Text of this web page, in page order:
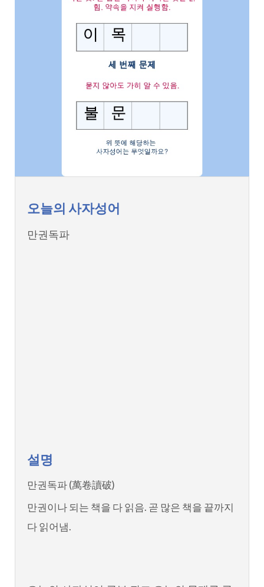
오늘의 사자성어
만권독파
설명
만권독파 (萬卷讀破)
만권이나 되는 책을 다 읽음. 곧 많은 책을 끝까지
다 읽어냄.